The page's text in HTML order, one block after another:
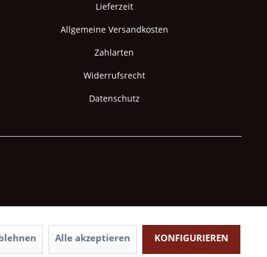
Lieferzeit
Allgemeine Versandkosten
Zahlarten
Widerrufsrecht
Datenschutz
Alle akzeptieren KONFIGURIEREN